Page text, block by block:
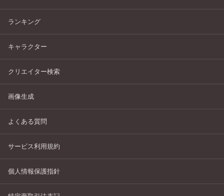
ランキング
キャラクター
クリエイター検索
画像生成
よくある質問
サービス利用規約
個人情報保護指針